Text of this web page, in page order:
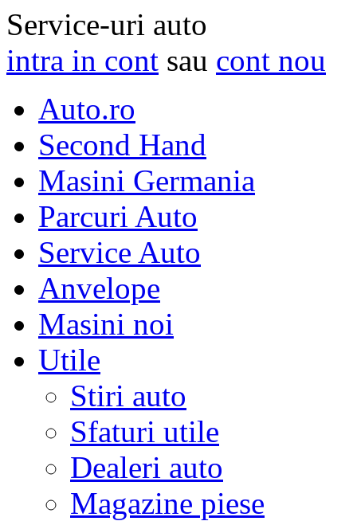
Service-uri auto
intra in cont sau cont nou
Auto.ro
Second Hand
Masini Germania
Parcuri Auto
Service Auto
Anvelope
Masini noi
Utile
Stiri auto
Sfaturi utile
Dealeri auto
Magazine piese